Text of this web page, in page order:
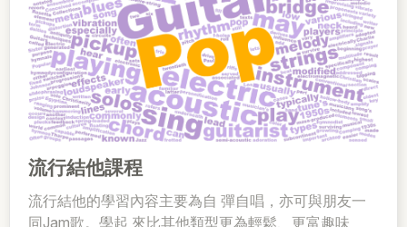
流行結他課程
流行結他的學習內容主要為自 彈自唱，亦可與朋友一
同Jam歌。學起 來比其他類型更為輕鬆、更富趣味